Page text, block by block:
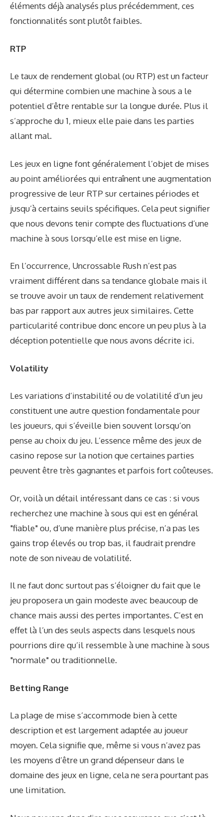
éléments déjà analysés plus précédemment, ces
fonctionnalités sont plutôt faibles.
RTP
Le taux de rendement global (ou RTP) est un facteur
qui détermine combien une machine à sous a le
potentiel d’être rentable sur la longue durée. Plus il
s’approche du 1, mieux elle paie dans les parties
allant mal.
Les jeux en ligne font généralement l’objet de mises
au point améliorées qui entraînent une augmentation
progressive de leur RTP sur certaines périodes et
jusqu’à certains seuils spécifiques. Cela peut signifier
que nous devons tenir compte des fluctuations d’une
machine à sous lorsqu’elle est mise en ligne.
En l’occurrence, Uncrossable Rush n’est pas
vraiment différent dans sa tendance globale mais il
se trouve avoir un taux de rendement relativement
bas par rapport aux autres jeux similaires. Cette
particularité contribue donc encore un peu plus à la
déception potentielle que nous avons décrite ici.
Volatility
Les variations d’instabilité ou de volatilité d’un jeu
constituent une autre question fondamentale pour
les joueurs, qui s’éveille bien souvent lorsqu’on
pense au choix du jeu. L’essence même des jeux de
casino repose sur la notion que certaines parties
peuvent être très gagnantes et parfois fort coûteuses.
Or, voilà un détail intéressant dans ce cas : si vous
recherchez une machine à sous qui est en général
"fiable" ou, d’une manière plus précise, n’a pas les
gains trop élevés ou trop bas, il faudrait prendre
note de son niveau de volatilité.
Il ne faut donc surtout pas s’éloigner du fait que le
jeu proposera un gain modeste avec beaucoup de
chance mais aussi des pertes importantes. C’est en
effet là l’un des seuls aspects dans lesquels nous
pourrions dire qu’il ressemble à une machine à sous
"normale" ou traditionnelle.
Betting Range
La plage de mise s’accommode bien à cette
description et est largement adaptée au joueur
moyen. Cela signifie que, même si vous n’avez pas
les moyens d’être un grand dépenseur dans le
domaine des jeux en ligne, cela ne sera pourtant pas
une limitation.